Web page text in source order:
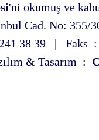
'ni okumuş ve
Cad. No:
38 39 | Faks :
& Tasarım :